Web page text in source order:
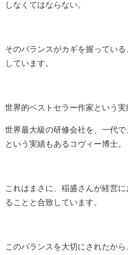
しなくてはならない。
そのバランスがカギを握っている
しています。
世界的ベストセラー作家 という実
世界最大級の研修会社を、 一代で
という実績もあるコヴィー博士。
これはまさに、稲盛さんが経営に
ることと合致しています。
このバランスを大切にされたから